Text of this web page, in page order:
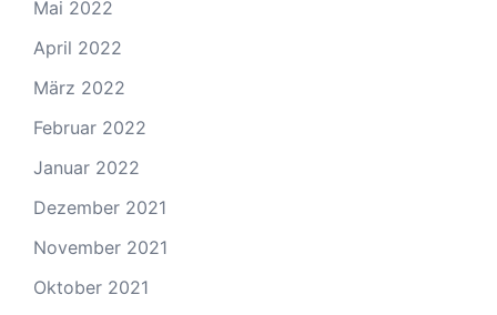
Mai 2022
April 2022
März 2022
Februar 2022
Januar 2022
Dezember 2021
November 2021
Oktober 2021